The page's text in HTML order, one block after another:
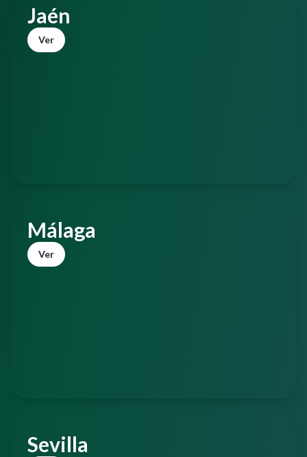
Jaén
Ver
Málaga
Ver
Sevilla